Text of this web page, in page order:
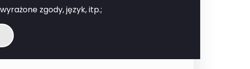
zgody, język, itp.;